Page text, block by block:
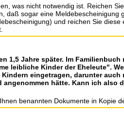
was nicht notwendig ist. Reichen
daß sogar eine Meldebescheinigung
und reichen Sie
1,5 Jahre später. Im
leibliche Kinder der Eheleute".
eingetragen, darunter auch
hätte. Kann ich also
benannten Dokumente in Kopie